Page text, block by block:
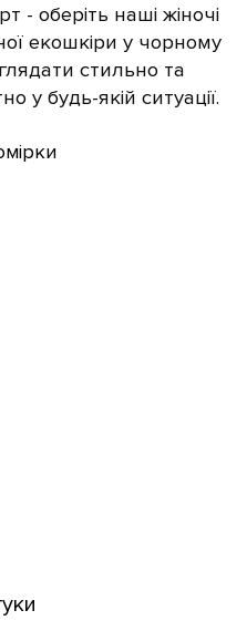
- оберіть наші жіночі
екошкіри у чорному
стильно та
у будь-якій ситуації.